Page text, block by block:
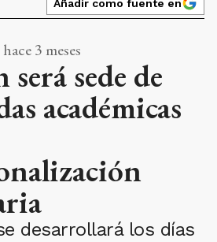
Añadir como fuente en
3 meses
sede de
académicas
desarrollará los días